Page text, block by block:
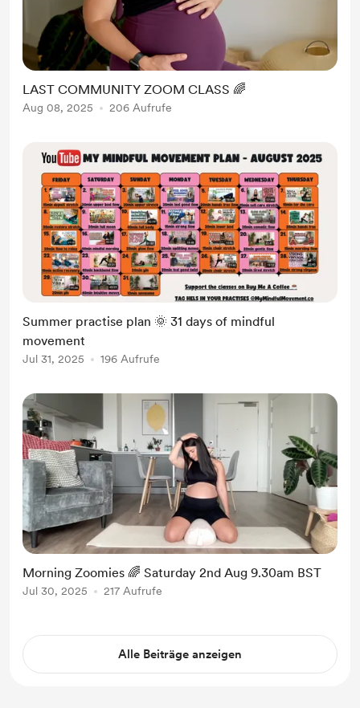
LAST COMMUNITY ZOOM CLASS 🌈
Aug 08, 2025 206 Aufrufe
Summer practise plan 🌞 31 days of mindful
movement
Jul 31, 2025 196 Aufrufe
Morning Zoomies 🌈 Saturday 2nd Aug 9.30am BST
Jul 30, 2025 217 Aufrufe
Alle Beiträge anzeigen